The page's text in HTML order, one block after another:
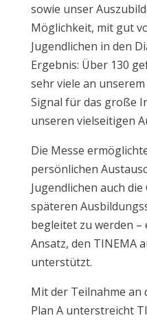
sowie unser
Möglichkeit, mit gut
Jugendlichen in den
Ergebnis: Über 130
sehr viele an
Signal für das große
unseren vielseitigen
Die Messe
persönlichen
Jugendlichen auch
späteren
begleitet zu werden
Ansatz, den TINEMA
unterstützt.
Mit der Teilnahme an
Plan A unterstreicht